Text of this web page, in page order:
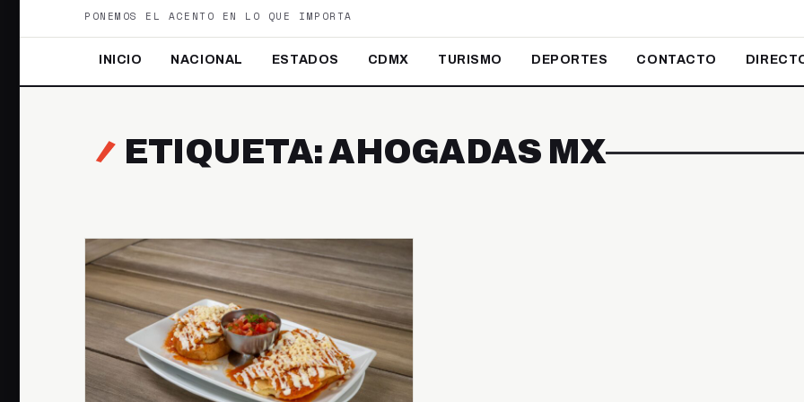
PONEMOS EL ACENTO EN LO QUE IMPORTA
INICIO NACIONAL ESTADOS CDMX TURISMO DEPORTES CONTACTO
ETIQUETA: AHOGADAS MX